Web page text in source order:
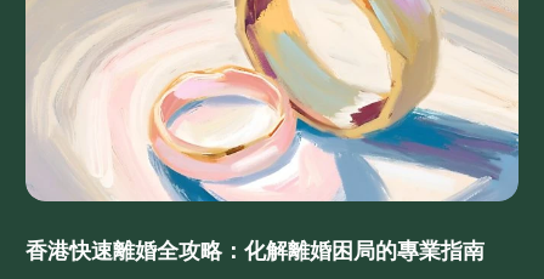
香港快速離婚全攻略：化解離婚困局的專業指南